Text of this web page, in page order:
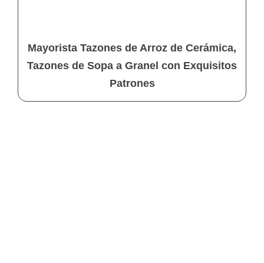
Mayorista Tazones de Arroz de Cerámica,
Tazones de Sopa a Granel con Exquisitos
Patrones